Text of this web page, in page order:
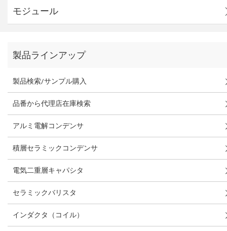
モジュール
製品ラインアップ
製品検索/サンプル購入
品番から代理店在庫検索
アルミ電解コンデンサ
積層セラミックコンデンサ
電気二重層キャパシタ
セラミックバリスタ
インダクタ（コイル）